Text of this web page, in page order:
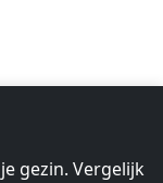
gezin. Vergelijk